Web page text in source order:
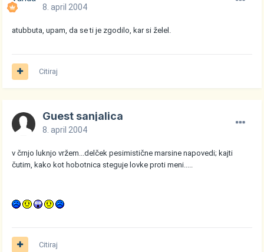
8. april 2004
atubbuta, upam, da se ti je zgodilo, kar si želel.
Citiraj
Guest sanjalica
8. april 2004
v črnjo luknjo vržem...delček pesimistične marsine napovedi; kajti
čutim, kako kot hobotnica steguje lovke proti meni.....
Citiraj